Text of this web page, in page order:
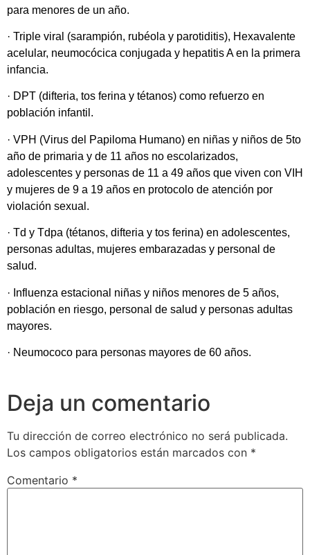
para menores de un año.
· Triple viral (sarampión, rubéola y parotiditis), Hexavalente
acelular, neumocócica conjugada y hepatitis A en la primera
infancia.
· DPT (difteria, tos ferina y tétanos) como refuerzo en
población infantil.
· VPH (Virus del Papiloma Humano) en niñas y niños de 5to
año de primaria y de 11 años no escolarizados,
adolescentes y personas de 11 a 49 años que viven con VIH
y mujeres de 9 a 19 años en protocolo de atención por
violación sexual.
· Td y Tdpa (tétanos, difteria y tos ferina) en adolescentes,
personas adultas, mujeres embarazadas y personal de
salud.
· Influenza estacional niñas y niños menores de 5 años,
población en riesgo, personal de salud y personas adultas
mayores.
· Neumococo para personas mayores de 60 años.
Deja un comentario
Tu dirección de correo electrónico no será publicada.
Los campos obligatorios están marcados con *
Comentario *